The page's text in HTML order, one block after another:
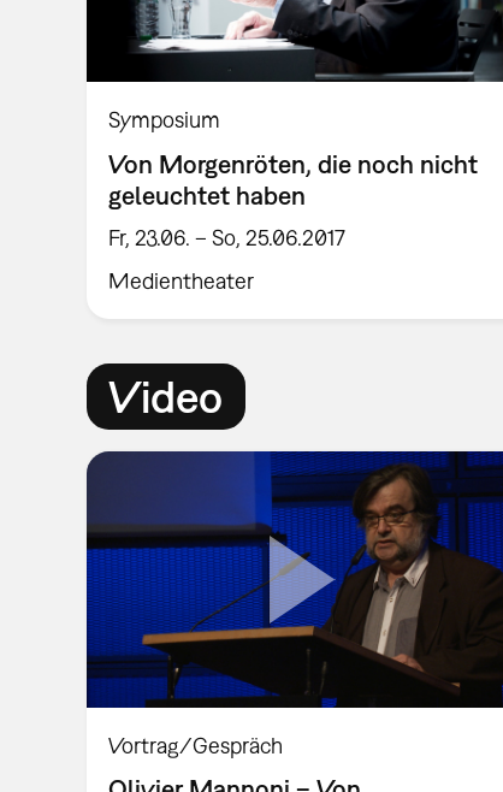
Symposium
Von Morgenröten, die noch nicht
geleuchtet haben
Fr, 23.06. – So, 25.06.2017
Medientheater
Video
Vortrag/Gespräch